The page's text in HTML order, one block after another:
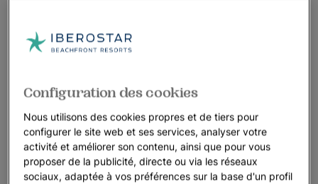
Configuration des cookies
Nous utilisons des cookies propres et de tiers pour
configurer le site web et ses services, analyser votre
activité et améliorer son contenu, ainsi que pour vous
proposer de la publicité, directe ou via les réseaux
sociaux, adaptée à vos préférences sur la base d'un profil